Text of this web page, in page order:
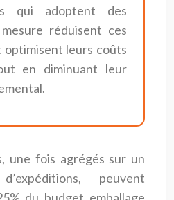
qui adoptent des
réduisent ces
optimisent leurs coûts
en diminuant leur
une fois agrégés sur un
peuvent